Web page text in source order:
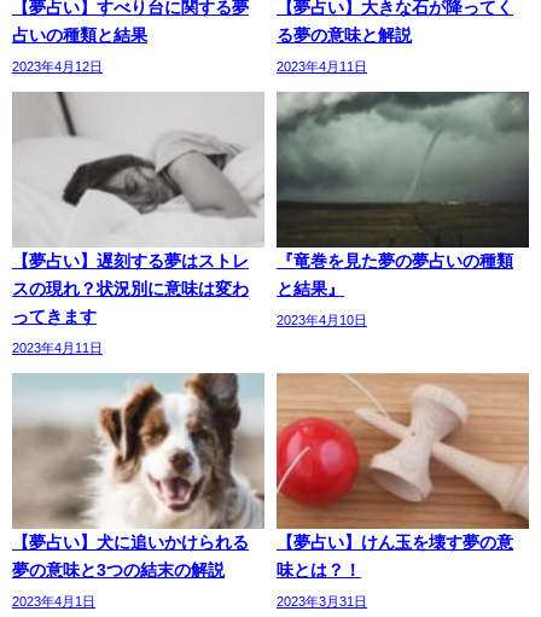
【夢占い】すべり台に関する夢
占いの種類と結果
2023年4月12日
【夢占い】大きな石が降ってく
る夢の意味と解説
2023年4月11日
【夢占い】遅刻する夢はストレ
スの現れ？状況別に意味は変わ
ってきます
2023年4月11日
『竜巻を見た夢の夢占いの種類
と結果』
2023年4月10日
【夢占い】犬に追いかけられる
夢の意味と3つの結末の解説
2023年4月1日
【夢占い】けん玉を壊す夢の意
味とは？！
2023年3月31日